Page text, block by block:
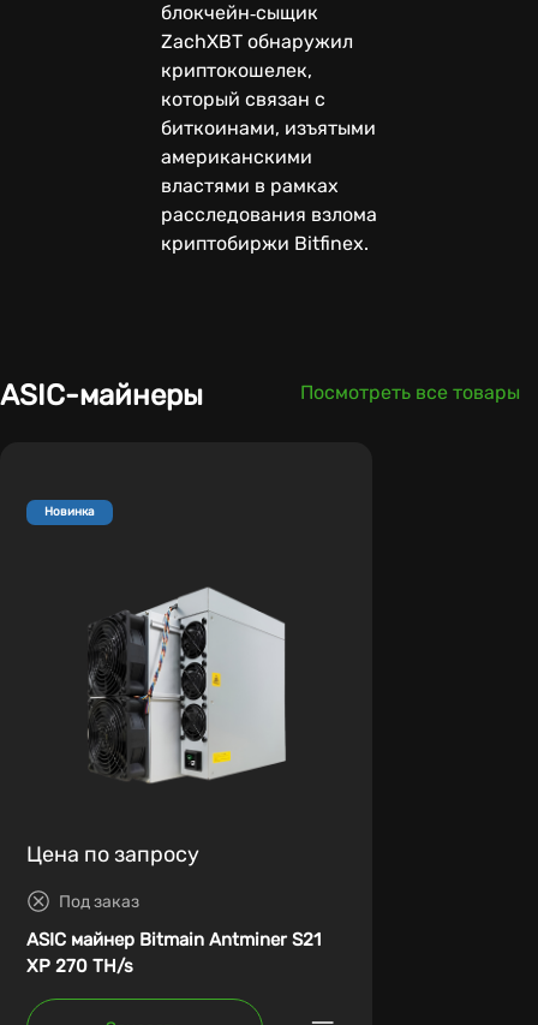
блокчейн‑сыщик
ZachXBT обнаружил
криптокошелек,
который связан с
биткоинами, изъятыми
американскими
властями в рамках
расследования взлома
криптобиржи Bitfinex.
ASIC-майнеры Посмотреть все товары
Новинка
Цена по запросу
Под заказ
ASIC майнер Bitmain Antminer S21
XP 270 TH/s